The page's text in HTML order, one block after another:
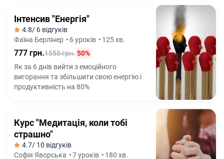
Інтенсив "Енергія"
4.8/ 6 відгуків
Фаїна Берлінер • 6 уроків • 125 хв.
777 грн.1555 грн. 50%
Як за 6 днів вийти з емоційного
вигорання та збільшити свою енергію і
продуктивність на 80%
Курс "Медитація, коли тобі
страшно"
4.7/ 10 відгуків
Софія Яворська •7 уроків • 180 хв.